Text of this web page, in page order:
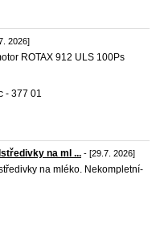
2026]
ROTAX 912 ULS 100Ps
- 377 01
na ml ... - [29.7. 2026]
na mléko. Nekompletní-